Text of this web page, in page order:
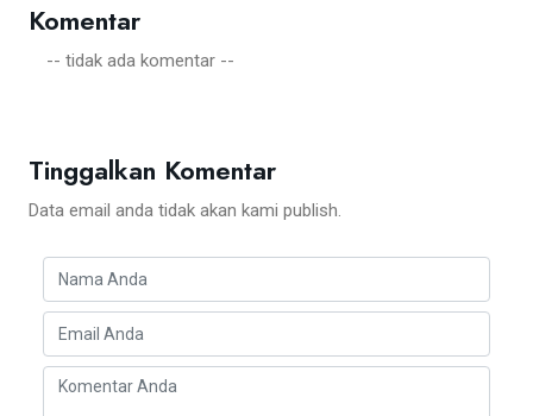
Komentar
-- tidak ada komentar --
Tinggalkan Komentar
Data email anda tidak akan kami publish.